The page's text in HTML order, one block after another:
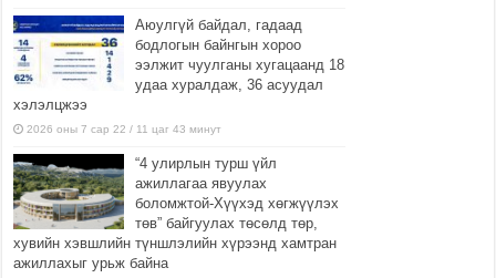
Аюулгүй байдал, гадаад
бодлогын байнгын хороо
ээлжит чуулганы хугацаанд 18
удаа хуралдаж, 36 асуудал
хэлэлцжээ
2026 оны 7 сар 22 / 11 цаг 43 минут
“4 улирлын турш үйл
ажиллагаа явуулах
боломжтой-Хүүхэд хөгжүүлэх
төв” байгуулах төсөлд төр,
хувийн хэвшлийн түншлэлийн хүрээнд хамтран
ажиллахыг урьж байна